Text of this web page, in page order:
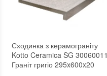
Сходинка з керамограніту
Kotto Ceramica SG 30060011
Граніт григіо 295x600x20